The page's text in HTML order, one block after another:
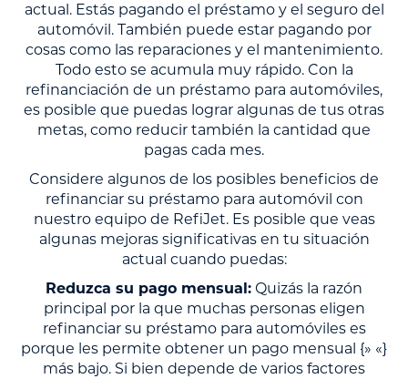
actual. Estás pagando el préstamo y el seguro del
automóvil. También puede estar pagando por
cosas como las reparaciones y el mantenimiento.
Todo esto se acumula muy rápido. Con la
refinanciación de un préstamo para automóviles,
es posible que puedas lograr algunas de tus otras
metas, como reducir también la cantidad que
pagas cada mes.
Considere algunos de los posibles beneficios de
refinanciar su préstamo para automóvil con
nuestro equipo de RefiJet. Es posible que veas
algunas mejoras significativas en tu situación
actual cuando puedas:
Reduzca su pago mensual: Quizás la razón
principal por la que muchas personas eligen
refinanciar su préstamo para automóviles es
porque les permite obtener un pago mensual {» «}
más bajo. Si bien depende de varios factores